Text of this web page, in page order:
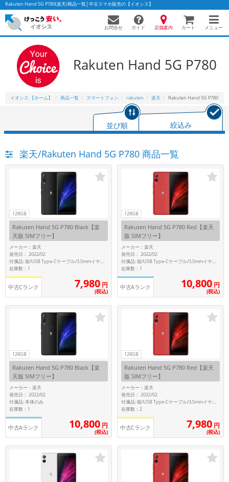
Rakuten Hand 5G P780(楽天)商品一覧│中古スマホ販売の【イオシス】
お問合せ ガイド 店舗案内 カート メニュー
Rakuten Hand 5G P780
イオシス 【ホーム】 商品一覧 スマートフォン rakuten 楽天 Rakuten Hand 5G P780
並び順 絞込み
楽天/Rakuten Hand 5G P780 商品一覧
128GB
Rakuten Hand 5G P780 Black【楽
天版 SIMフリー】
メーカー：楽天
発売日： 2022/02
付属品: 箱/USB Type-Cケーブル/3.5mmイヤホン変換アダプター/マニュアル
在庫数：1
中古Cランク 7,980 円
(税込)
128GB
Rakuten Hand 5G P780 Red【楽天
版 SIMフリー】
メーカー：楽天
発売日： 2022/02
付属品: 箱/USB Type-Cケーブル/3.5mmイヤホン変換アダプター/マニュアル
在庫数：1
中古Aランク 10,800 円
(税込)
128GB
Rakuten Hand 5G P780 Black【楽
天版 SIMフリー】
メーカー：楽天
発売日： 2022/02
付属品: 本体のみ
在庫数：1
中古Aランク 10,800 円
(税込)
128GB
Rakuten Hand 5G P780 Red【楽天
版 SIMフリー】
メーカー：楽天
発売日： 2022/02
付属品: 箱/USB Type-Cケーブル/3.5mmイヤホン変換アダプター/マニュアル
在庫数：2
中古Cランク 7,980 円
(税込)
かんたんパソコン検索に切り替える
人気の検索ワード： Let's noteEliteBookMacBook
カテゴリー
商品ジャンルの絞り込み
「スマートフォン」「タブレット」など
シリーズ
商品シリーズ名・ブランド名の絞り込み。
「iPhone」「Xperia」「Galaxy」など
メーカー
製造、販売メーカーの絞り込み
「Apple」「SONY」「SHARP」など
機能・特徴
商品の搭載機能による絞り込み
「5G対応」「防水」「ワンセグ」など
ドライブの絞り込み
ランク
商品状態の絞り込み
CPU
CPUの絞り込み
OSの絞り込み